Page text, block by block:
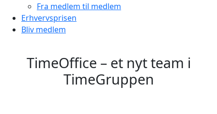
Fra medlem til medlem
Erhvervsprisen
Bliv medlem
TimeOffice – et nyt team i
TimeGruppen